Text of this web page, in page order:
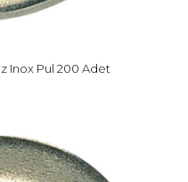
Inox Pul 200 Adet